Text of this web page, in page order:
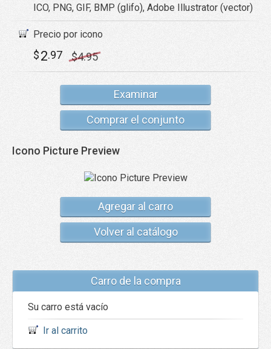
ICO, PNG, GIF, BMP (glifo), Adobe Illustrator (vector)
Precio por icono
$2.97 $4.95
Examinar
Comprar el conjunto
Icono Picture Preview
Agregar al carro
Volver al catálogo
Carro de la compra
Su carro está vacío
Ir al carrito